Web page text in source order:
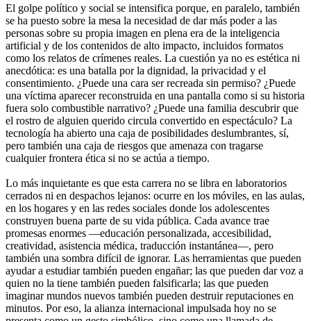
El golpe político y social se intensifica porque, en paralelo, también
se ha puesto sobre la mesa la necesidad de dar más poder a las
personas sobre su propia imagen en plena era de la inteligencia
artificial y de los contenidos de alto impacto, incluidos formatos
como los relatos de crímenes reales. La cuestión ya no es estética ni
anecdótica: es una batalla por la dignidad, la privacidad y el
consentimiento. ¿Puede una cara ser recreada sin permiso? ¿Puede
una víctima aparecer reconstruida en una pantalla como si su historia
fuera solo combustible narrativo? ¿Puede una familia descubrir que
el rostro de alguien querido circula convertido en espectáculo? La
tecnología ha abierto una caja de posibilidades deslumbrantes, sí,
pero también una caja de riesgos que amenaza con tragarse
cualquier frontera ética si no se actúa a tiempo.
Lo más inquietante es que esta carrera no se libra en laboratorios
cerrados ni en despachos lejanos: ocurre en los móviles, en las aulas,
en los hogares y en las redes sociales donde los adolescentes
construyen buena parte de su vida pública. Cada avance trae
promesas enormes —educación personalizada, accesibilidad,
creatividad, asistencia médica, traducción instantánea—, pero
también una sombra difícil de ignorar. Las herramientas que pueden
ayudar a estudiar también pueden engañar; las que pueden dar voz a
quien no la tiene también pueden falsificarla; las que pueden
imaginar mundos nuevos también pueden destruir reputaciones en
minutos. Por eso, la alianza internacional impulsada hoy no se